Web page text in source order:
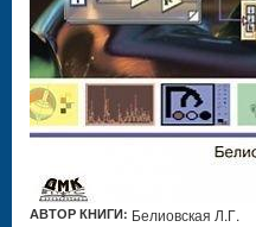
АВТОР КНИГИ: Белиовская Л.Г.